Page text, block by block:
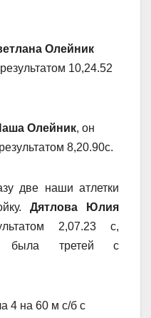
Олейник
10,24.52
Олейник, он
8,20.90с.
две наши атлетки
Дятлова Юлия
2,07.23 с,
третей с
4 на 60 м с/б с